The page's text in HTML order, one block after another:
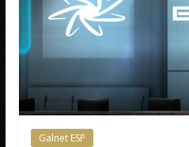
Galnet ESP